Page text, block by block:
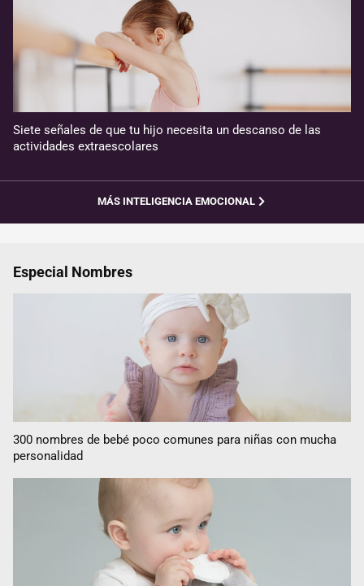
Siete señales de que tu hijo necesita un descanso de las
actividades extraescolares
MÁS INTELIGENCIA EMOCIONAL
Especial Nombres
300 nombres de bebé poco comunes para niñas con mucha
personalidad